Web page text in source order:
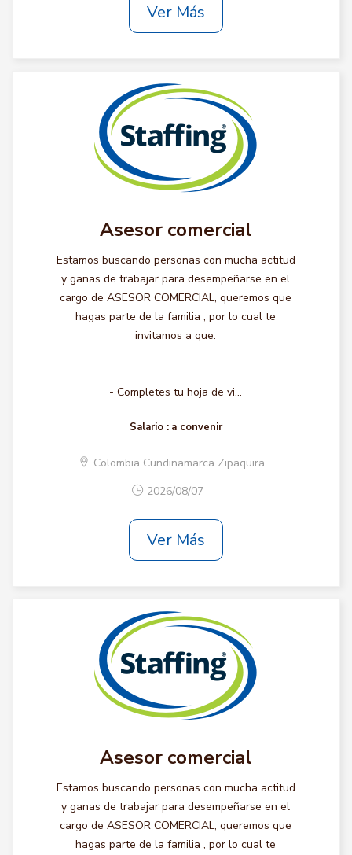
Ver Más
Asesor comercial
Estamos buscando personas con mucha actitud
y ganas de trabajar para desempeñarse en el
cargo de ASESOR COMERCIAL, queremos que
hagas parte de la familia , por lo cual te
invitamos a que:
- Completes tu hoja de vi...
Salario : a convenir
Colombia Cundinamarca Zipaquira
2026/08/07
Ver Más
Asesor comercial
Estamos buscando personas con mucha actitud
y ganas de trabajar para desempeñarse en el
cargo de ASESOR COMERCIAL, queremos que
hagas parte de la familia , por lo cual te